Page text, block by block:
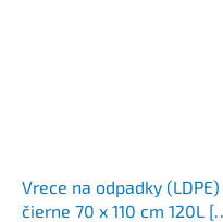
Vrece na odpadky (LDPE)
čierne 70 x 110 cm 120L [10